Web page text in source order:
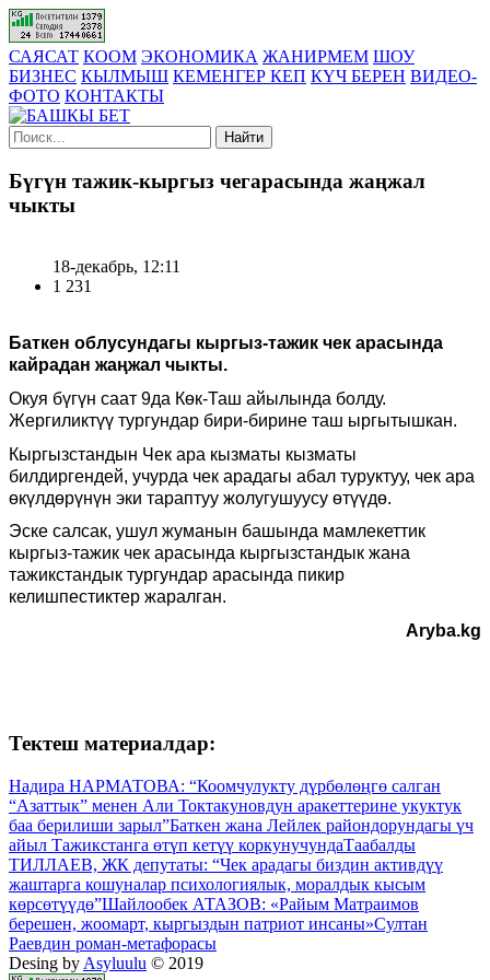
САЯСАТ КООМ ЭКОНОМИКА ЖАНИРМЕМ ШОУ
БИЗНЕС КЫЛМЫШ КЕМЕНГЕР КЕП КҮЧ БЕРЕН ВИДЕО-
ФОТО КОНТАКТЫ
Найти
Бүгүн тажик-кыргыз чегарасында жаңжал
чыкты
18-декабрь, 12:11
1 231
Баткен облусундагы кыргыз-тажик чек арасында
кайрадан жаңжал чыкты.
Окуя бүгүн саат 9да Көк-Таш айылында болду.
Жергиликтүү тургундар бири-бирине таш ыргытышкан.
Кыргызстандын Чек ара кызматы кызматы
билдиргендей, учурда чек арадагы абал туруктуу, чек ара
өкүлдөрүнүн эки тараптуу жолугушуусу өтүүдө.
Эске салсак, ушул жуманын башында мамлекеттик
кыргыз-тажик чек арасында кыргызстандык жана
тажикстандык тургундар арасында пикир
келишпестиктер жаралган.
Aryba.kg
Тектеш материалдар:
Надира НАРМАТОВА: “Коомчулукту дүрбөлөңгө салган
“Азаттык” менен Али Токтакуновдун аракеттерине укуктук
баа берилиши зарыл”Баткен жана Лейлек райондорундагы үч
айыл Тажикстанга өтүп кетүү коркунучундаТаабалды
ТИЛЛАЕВ, ЖК депутаты: “Чек арадагы биздин активдүү
жаштарга кошуналар психологиялык, моралдык кысым
көрсөтүүдө”Шайлообек АТАЗОВ: «Райым Матраимов
берешен, жоомарт, кыргыздын патриот инсаны»Султан
Раевдин роман-метафорасы
Desing by Asyluulu © 2019